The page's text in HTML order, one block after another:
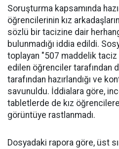
Soruşturma kapsamında
öğrencilerinin kız
sözlü bir tacizine dair
bulunmadığı iddia edildi.
toplayan "507 maddelik
edilen öğrenciler tarafından
tarafından hazırlandığı ve
savunuldu. İddialara göre,
tabletlerde de kız
görüntüye rastlanmadı.
Dosyadaki rapora göre, üst